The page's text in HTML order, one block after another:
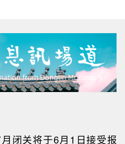
闭关将于6月1日接受报